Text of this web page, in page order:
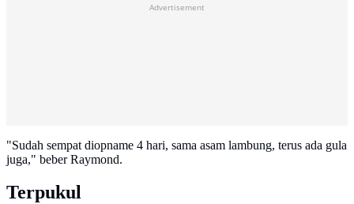
Advertisement
"Sudah sempat diopname 4 hari, sama asam lambung, terus ada gula
juga," beber Raymond.
Terpukul